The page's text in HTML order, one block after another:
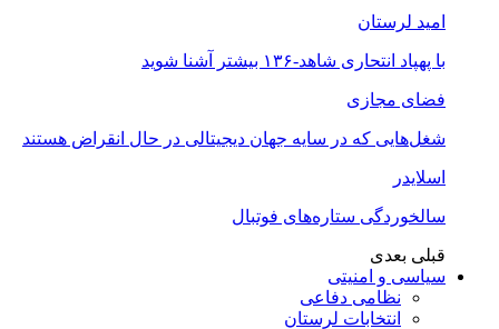
امید لرستان
با پهپاد انتحاری شاهد-۱۳۶ بیشتر آشنا شوید
فضای مجازی
شغل‌‌هایی که در سایه جهان دیجیتالی در حال انقراض هستند
اسلایدر
سالخوردگی ستاره‌های فوتبال
قبلی بعدی
سیاسی و امنیتی
نظامی دفاعی
انتخابات لرستان